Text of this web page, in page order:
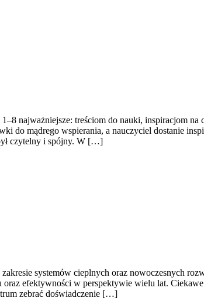
najważniejsze: treściom do nauki, inspiracjom
do mądrego wspierania, a nauczyciel dostanie
czytelny i spójny. W […]
systemów cieplnych oraz nowoczesnych
efektywności w perspektywie wielu lat.
zebrać doświadczenie […]